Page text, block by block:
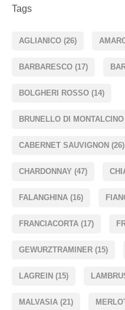
Tags
AGLIANICO (26)
BARBARESCO (17)
BOLGHERI ROSSO (14)
BRUNELLO DI MONTALCINO
CABERNET SAUVIGNON (26)
CHARDONNAY (47)
FALANGHINA (16)
FRANCIACORTA (17)
GEWURZTRAMINER (15)
LAGREIN (15)
MALVASIA (21)